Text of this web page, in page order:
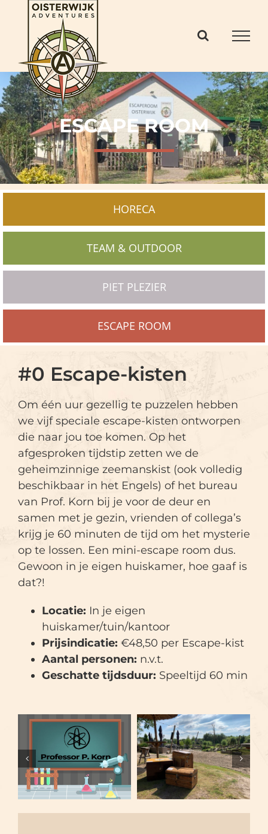
inhoud
ESCAPE ROOM
HORECA
TEAM & OUTDOOR
PIET PLEZIER
ESCAPE ROOM
#0 Escape-kisten
Om één uur gezellig te puzzelen hebben
we vijf speciale escape-kisten ontworpen
die naar jou toe komen. Op het
afgesproken tijdstip zetten we de
geheimzinnige zeemanskist (ook volledig
beschikbaar in het Engels) of het bureau
van Prof. Korn bij je voor de deur en
samen met je gezin, vrienden of collega’s
krijg je 60 minuten de tijd om het mysterie
op te lossen. Een mini-escape room dus.
Gewoon in je eigen huiskamer, hoe gaaf is
dat?!
Locatie: In je eigen
huiskamer/tuin/kantoor
Prijsindicatie: €48,50 per Escape-kist
Aantal personen: n.v.t.
Geschatte tijdsduur: Speeltijd 60 min